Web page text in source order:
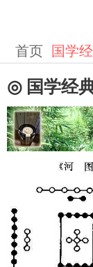
首页 国学
◎ 国学经